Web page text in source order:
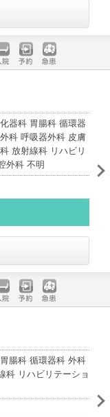
院 予約 急患
器科 胃腸科 循環器
科 呼吸器外科 皮膚
放射線科 リハビリ
外科 不明
院 予約 急患
腸科 循環器科 外科
科 リハビリテーショ